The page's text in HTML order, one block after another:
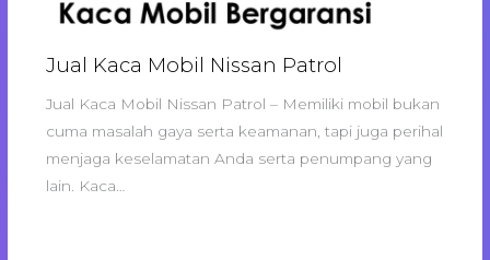
Jual Kaca Mobil Nissan Patrol
Jual Kaca Mobil Nissan Patrol – Memiliki mobil bukan
cuma masalah gaya serta keamanan, tapi juga perihal
menjaga keselamatan Anda serta penumpang yang
lain. Kaca…